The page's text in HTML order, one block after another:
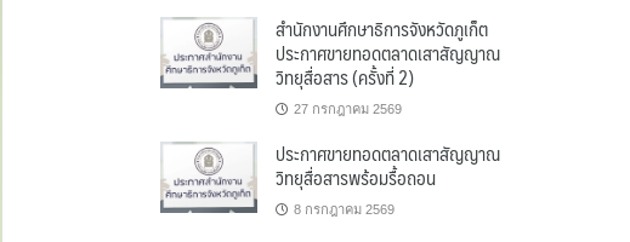
สำนักงานศึกษาธิการจังหวัดภูเก็ต
ประกาศขายทอดตลาดเสาสัญญาณ
วิทยุสื่อสาร (ครั้งที่ 2)
27 กรกฎาคม 2569
ประกาศขายทอดตลาดเสาสัญญาณ
วิทยุสื่อสารพร้อมรื้อถอน
8 กรกฎาคม 2569